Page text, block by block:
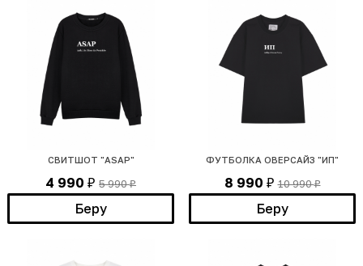
СВИТШОТ "ASAP"
4 990 ₽ 5 990₽
Беру
ФУТБОЛКА ОВЕРСАЙЗ "ИП"
8 990 ₽ 10 990₽
Беру